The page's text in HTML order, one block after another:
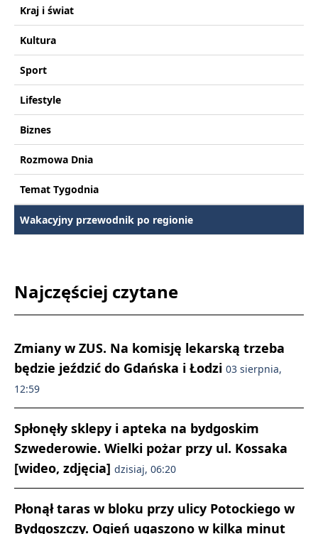
Kraj i świat
Kultura
Sport
Lifestyle
Biznes
Rozmowa Dnia
Temat Tygodnia
Wakacyjny przewodnik po regionie
Najczęściej czytane
Zmiany w ZUS. Na komisję lekarską trzeba
będzie jeździć do Gdańska i Łodzi 03 sierpnia,
12:59
Spłonęły sklepy i apteka na bydgoskim
Szwederowie. Wielki pożar przy ul. Kossaka
[wideo, zdjęcia] dzisiaj, 06:20
Płonął taras w bloku przy ulicy Potockiego w
Bydgoszczy. Ogień ugaszono w kilka minut